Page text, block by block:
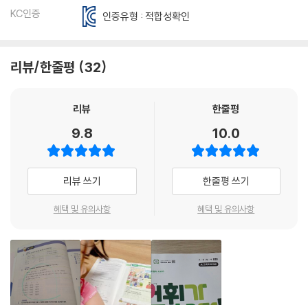
KC인증
인증유형 : 적합성확인
리뷰/한줄평 32
리뷰
9.8
리뷰 쓰기
혜택 및 유의사항
한줄평
10.0
한줄평 쓰기
혜택 및 유의사항